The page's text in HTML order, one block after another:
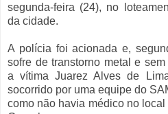
segunda-feira (24), no
da cidade.
A polícia foi acionada e,
sofre de transtorno metal e
a vítima Juarez Alves de
socorrido por uma equipe do
como não havia médico no